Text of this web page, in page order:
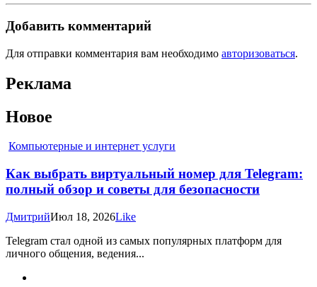
Добавить комментарий
Для отправки комментария вам необходимо авторизоваться.
Реклама
Новое
Компьютерные и интернет услуги
Как выбрать виртуальный номер для Telegram:
полный обзор и советы для безопасности
ДмитрийИюл 18, 2026Like
Telegram стал одной из самых популярных платформ для
личного общения, ведения...